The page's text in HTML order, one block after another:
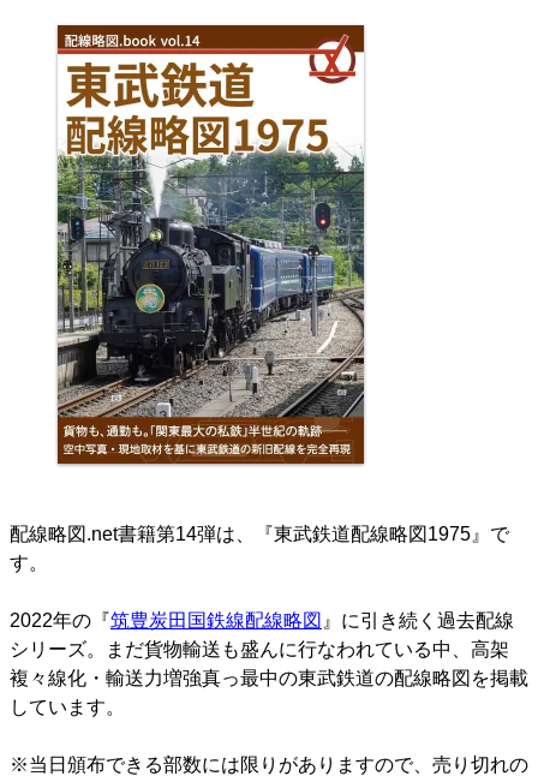
配線略図.net書籍第14弾は、『東武鉄道配線略図1975』で
す。
2022年の『筑豊炭田国鉄線配線略図 』に引き続く過去配線
シリーズ。まだ貨物輸送も盛んに行なわれている中、高架
複々線化・輸送力増強真っ最中の東武鉄道の配線略図を掲載
しています。
※当日頒布できる部数には限りがありますので、売り切れの